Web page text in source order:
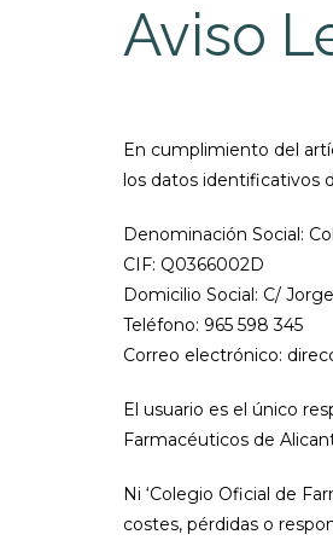
Aviso
En cumplimiento del
los datos identificativos
Denominación Social:
CIF: Q0366002D
Domicilio Social: C/
Teléfono: 965 598 345
Correo electrónico:
El usuario es el único
Farmacéuticos de
Ni ‘Colegio Oficial de
costes, pérdidas o